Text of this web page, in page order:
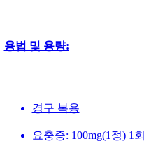
용법 및 용량:
경구 복용
요충증: 100mg(1정) 1